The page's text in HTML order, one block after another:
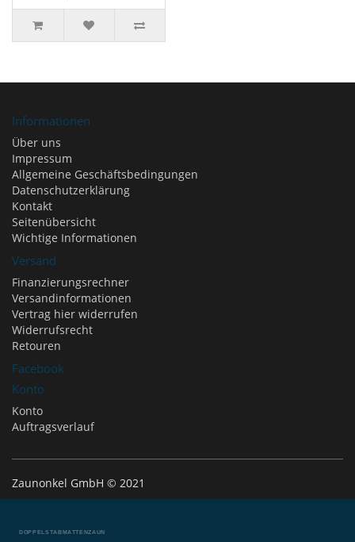
Informationen
Über uns
Impressum
Allgemeine Geschäftsbedingungen
Datenschutzerklärung
Kontakt
Seitenübersicht
Wichtige Informationen
Versand
Finanzierungsrechner
Versandinformationen
Vertrag hier widerrufen
Widerrufsrecht
Retouren
Facebook
Konto
Konto
Auftragsverlauf
Zaunonkel GmbH © 2021
DOPPELSTABMATTENZAUN